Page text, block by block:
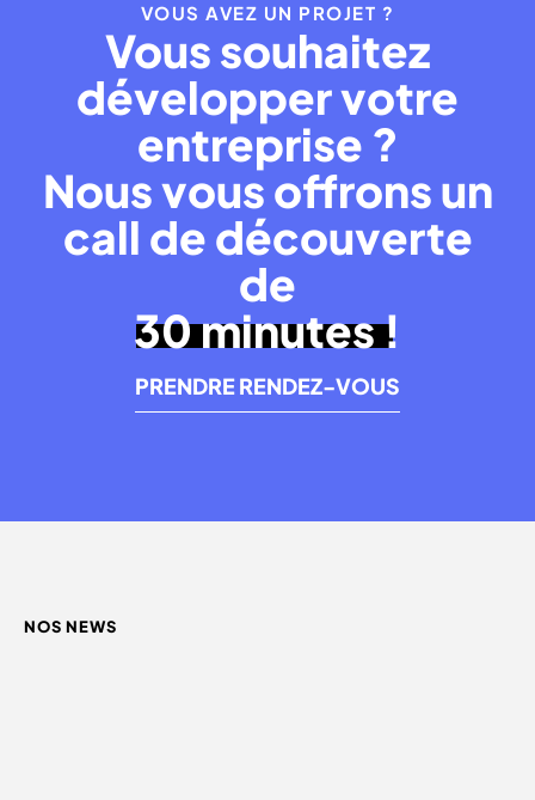
VOUS AVEZ UN PROJET ?
Vous souhaitez
développer votre
entreprise ?
Nous vous offrons un
call de découverte
de
30 minutes !
PRENDRE RENDEZ-VOUS
NOS NEWS